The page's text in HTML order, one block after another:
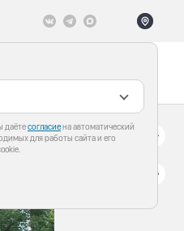
даётесогласиена автоматический
для работы сайта и его